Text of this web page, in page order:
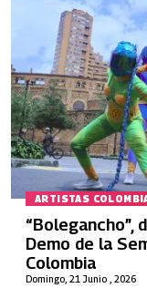
ARTISTAS
Domingo, 21 Junio , 2026
“Bolegancho”,
Demo de la
Colombia